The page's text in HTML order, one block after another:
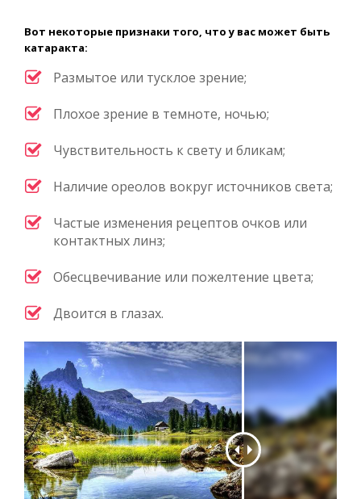
Вот некоторые признаки того, что у вас может быть
катаракта:
Размытое или тусклое зрение;
Плохое зрение в темноте, ночью;
Чувствительность к свету и бликам;
Наличие ореолов вокруг источников света;
Частые изменения рецептов очков или
контактных линз;
Обесцвечивание или пожелтение цвета;
Двоится в глазах.